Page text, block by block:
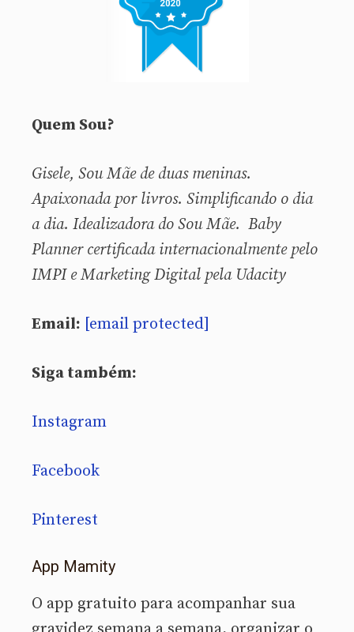
Quem Sou?
Gisele, Sou Mãe de duas meninas.
Apaixonada por livros. Simplificando o dia
a dia. Idealizadora do Sou Mãe. Baby
Planner certificada internacionalmente pelo
IMPI e Marketing Digital pela Udacity
Email: [email protected]
Siga também:
Instagram
Facebook
Pinterest
App Mamity
O app gratuito para acompanhar sua